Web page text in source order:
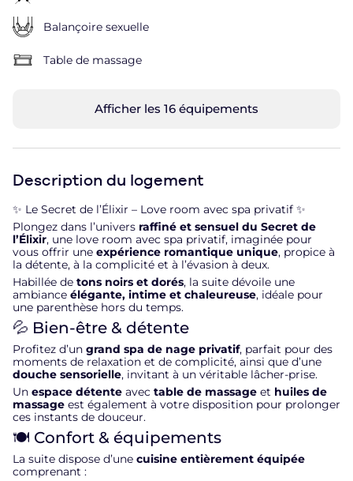
Balançoire sexuelle
Table de massage
Afficher les 16 équipements
Description du logement
✨ Le Secret de l’Élixir – Love room avec spa privatif ✨
Plongez dans l’univers raffiné et sensuel du Secret de
l’Élixir, une love room avec spa privatif, imaginée pour
vous offrir une expérience romantique unique, propice à
la détente, à la complicité et à l’évasion à deux.
Habillée de tons noirs et dorés, la suite dévoile une
ambiance élégante, intime et chaleureuse, idéale pour
une parenthèse hors du temps.
💦 Bien-être & détente
Profitez d’un grand spa de nage privatif, parfait pour des
moments de relaxation et de complicité, ainsi que d’une
douche sensorielle, invitant à un véritable lâcher-prise.
Un espace détente avec table de massage et huiles de
massage est également à votre disposition pour prolonger
ces instants de douceur.
🍽️ Confort & équipements
La suite dispose d’une cuisine entièrement équipée
comprenant :